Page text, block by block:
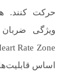
حرکت کنند.
اساس